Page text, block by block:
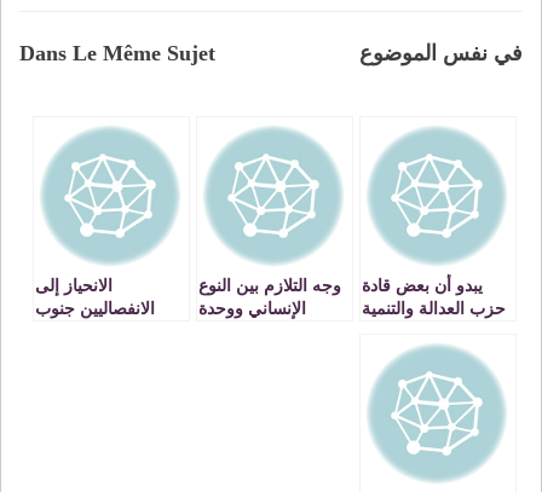
Dans Le Même Sujet في نفس الموضوع
يبدو أن بعض قادة
حزب العدالة والتنمية
أدوار مشبوهة في
مسرحية سياسية
هزلية أوشكت على
النهاية
وجه التلازم بين النوع
الإنساني ووحدة
الانحياز إلى
الانفصاليين جنوب